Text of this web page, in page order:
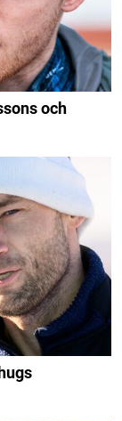
och